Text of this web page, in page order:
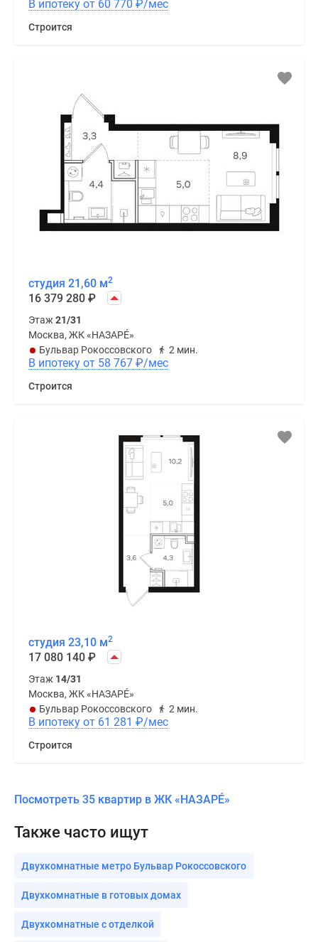
В ипотеку от 60 770 ₽/мес
Строится
студия 21,60 м2
16 379 280 ₽
Этаж21/31
Москва, ЖК «НАЗАРÉ»
Бульвар Рокоссовского
2 мин.
В ипотеку от 58 767 ₽/мес
Строится
студия 23,10 м2
17 080 140 ₽
Этаж 14/31
Москва, ЖК «НАЗАРÉ»
Бульвар Рокоссовского
2 мин.
В ипотеку от 61 281 ₽/мес
Строится
Посмотреть 35 квартир в ЖК «НАЗАРÉ»
Также часто ищут
Двухкомнатные метро Бульвар Рокоссовского
Двухкомнатные в готовых домах
Двухкомнатные с отделкой